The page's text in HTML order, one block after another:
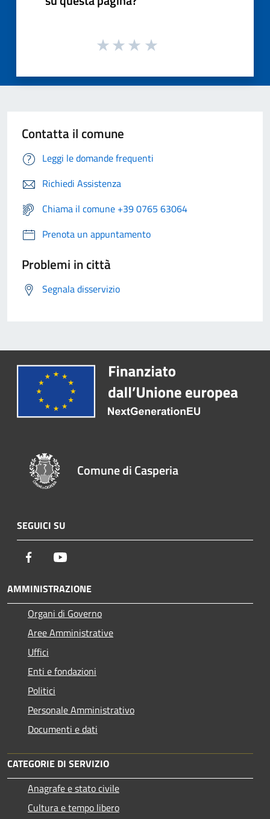
Contatta il comune
Leggi le domande frequenti
Richiedi Assistenza
Chiama il comune +39 0765 63064
Prenota un appuntamento
Problemi in città
Segnala disservizio
Comune di Casperia
SEGUICI SU
Facebook
AMMINISTRAZIONE
Organi di Governo
Aree Amministrative
Uffici
Enti e fondazioni
Politici
Personale Amministrativo
Documenti e dati
CATEGORIE DI SERVIZIO
Anagrafe e stato civile
Cultura e tempo libero